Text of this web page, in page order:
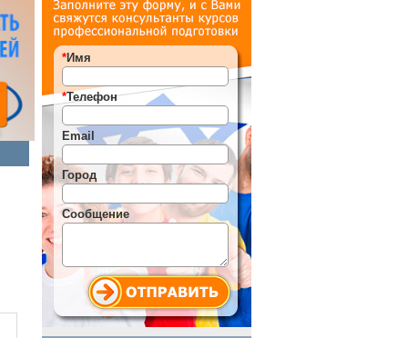
*Имя
*Телефон
Email
Город
Сообщение